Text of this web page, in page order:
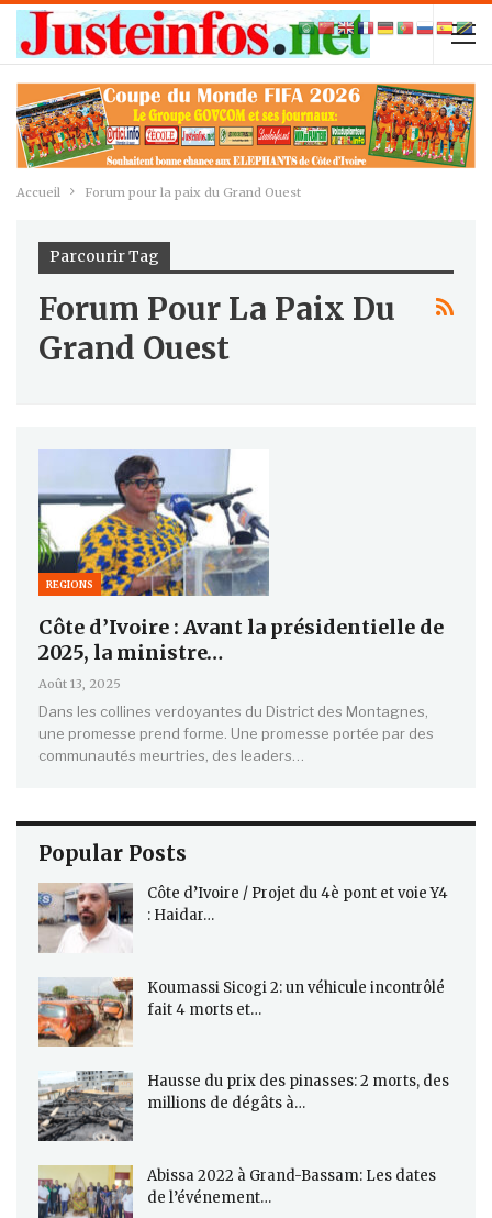
Accueil Forum pour la paix du Grand Ouest
Parcourir Tag
Forum Pour La Paix Du
Grand Ouest
REGIONS
Côte d’Ivoire : Avant la présidentielle de
2025, la ministre…
Août 13, 2025
Dans les collines verdoyantes du District des Montagnes,
une promesse prend forme. Une promesse portée par des
communautés meurtries, des leaders…
Popular Posts
Côte d’Ivoire / Projet du 4è pont et voie Y4
: Haidar…
Koumassi Sicogi 2: un véhicule incontrôlé
fait 4 morts et…
Hausse du prix des pinasses: 2 morts, des
millions de dégâts à…
Abissa 2022 à Grand-Bassam: Les dates
de l’événement…